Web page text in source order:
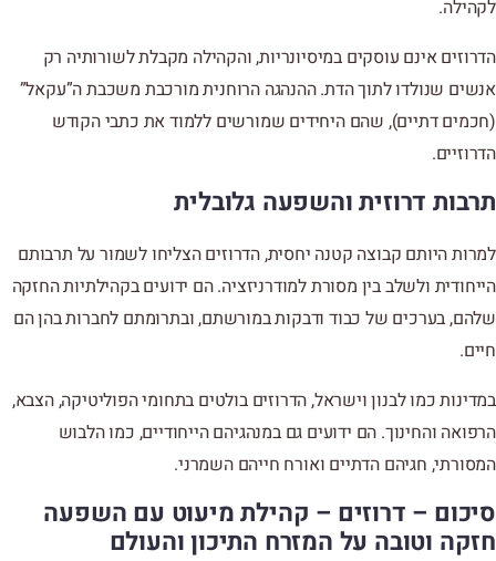
לקהילה.
הדרוזים אינם עוסקים במיסיונריות, והקהילה מקבלת לשורותיה רק
אנשים שנולדו לתוך הדת. ההנהגה הרוחנית מורכבת משכבת ה”עקאל”
(חכמים דתיים), שהם היחידים שמורשים ללמוד את כתבי הקודש
הדרוזיים.
תרבות דרוזית והשפעה גלובלית
למרות היותם קבוצה קטנה יחסית, הדרוזים הצליחו לשמור על תרבותם
הייחודית ולשלב בין מסורת למודרניזציה. הם ידועים בקהילתיות החזקה
שלהם, בערכים של כבוד ודבקות במורשתם, ובתרומתם לחברות בהן הם
חיים.
במדינות כמו לבנון וישראל, הדרוזים בולטים בתחומי הפוליטיקה, הצבא,
הרפואה והחינוך. הם ידועים גם במנהגיהם הייחודיים, כמו הלבוש
המסורתי, חגיהם הדתיים ואורח חייהם השמרני.
סיכום – דרוזים – קהילת מיעוט עם השפעה
חזקה וטובה על המזרח התיכון והעולם